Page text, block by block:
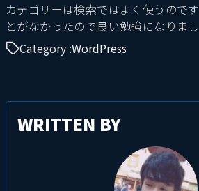
カテゴリーは検索ではよく使うので
とがなかったので良い勉強になりまし
Category :WordPress
WRITTEN BY